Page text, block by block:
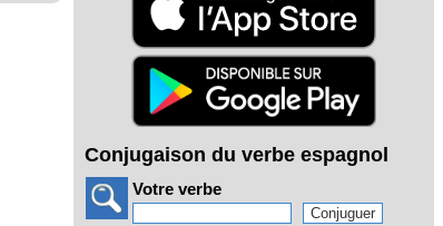
Conjugaison du verbe espagnol
Votre verbe